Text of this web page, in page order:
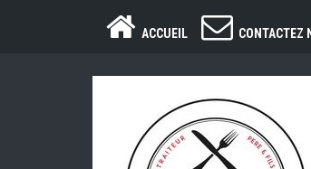
ACCUEIL CONTACTEZ